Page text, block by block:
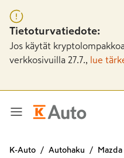
Tietoturvatiedote:
Jos käytät
verkkosivuilla 27.7.,
lue
K-Auto Autohaku Mazda